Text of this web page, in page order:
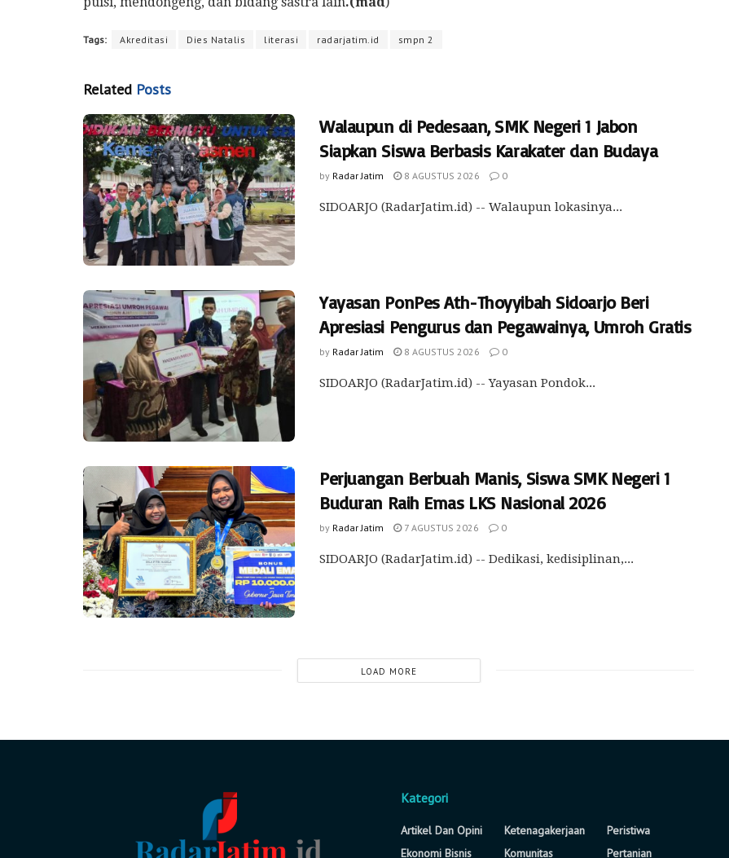
Tags: Akreditasi Dies Natalis literasi radarjatim.id smpn 2
Related Posts
Walaupun di Pedesaan, SMK Negeri 1 Jabon
Siapkan Siswa Berbasis Karakater dan Budaya
by Radar Jatim 8 AGUSTUS 2026 0
SIDOARJO (RadarJatim.id) -- Walaupun lokasinya...
Yayasan PonPes Ath-Thoyyibah Sidoarjo Beri
Apresiasi Pengurus dan Pegawainya, Umroh Gratis
by Radar Jatim 8 AGUSTUS 2026 0
SIDOARJO (RadarJatim.id) -- Yayasan Pondok...
Perjuangan Berbuah Manis, Siswa SMK Negeri 1
Buduran Raih Emas LKS Nasional 2026
by Radar Jatim 7 AGUSTUS 2026 0
SIDOARJO (RadarJatim.id) -- Dedikasi, kedisiplinan,...
LOAD MORE
Kategori
Artikel Dan Opini
Ekonomi Bisnis
Ketenagakerjaan
Komunitas
Peristiwa
Pertanian